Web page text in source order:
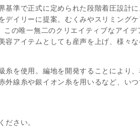
準で正式に定められた段階着圧設計
イリーに提案。むくみやスリミング
の唯一無二のクリエイティブなアイ
アイテムとしても産声を上げ、様々
を使用。編地を開発することにより
線糸や銀イオン糸を用いるなど、い
ださい。